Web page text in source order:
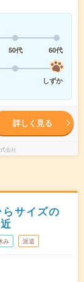
50代
60代
しずか
詳しく見る
会社
サイズの
み 派遣